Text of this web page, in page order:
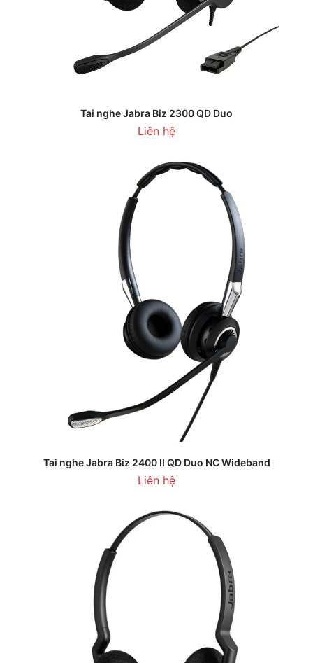
Tai nghe Jabra Biz 2300 QD Duo
Liên hệ
Tai nghe Jabra Biz 2400 II QD Duo NC Wideband
Liên hệ